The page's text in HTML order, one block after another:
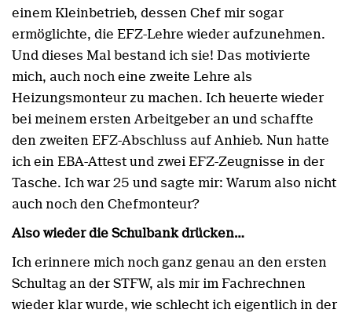
einem Kleinbetrieb, dessen Chef mir sogar
ermöglichte, die EFZ-Lehre wieder aufzunehmen.
Und dieses Mal bestand ich sie! Das motivierte
mich, auch noch eine zweite Lehre als
Heizungsmonteur zu machen. Ich heuerte wieder
bei meinem ersten Arbeitgeber an und schaffte
den zweiten EFZ-Abschluss auf Anhieb. Nun hatte
ich ein EBA-Attest und zwei EFZ-Zeugnisse in der
Tasche. Ich war 25 und sagte mir: Warum also nicht
auch noch den Chefmonteur?
Also wieder die Schulbank drücken…
Ich erinnere mich noch ganz genau an den ersten
Schultag an der STFW, als mir im Fachrechnen
wieder klar wurde, wie schlecht ich eigentlich in der